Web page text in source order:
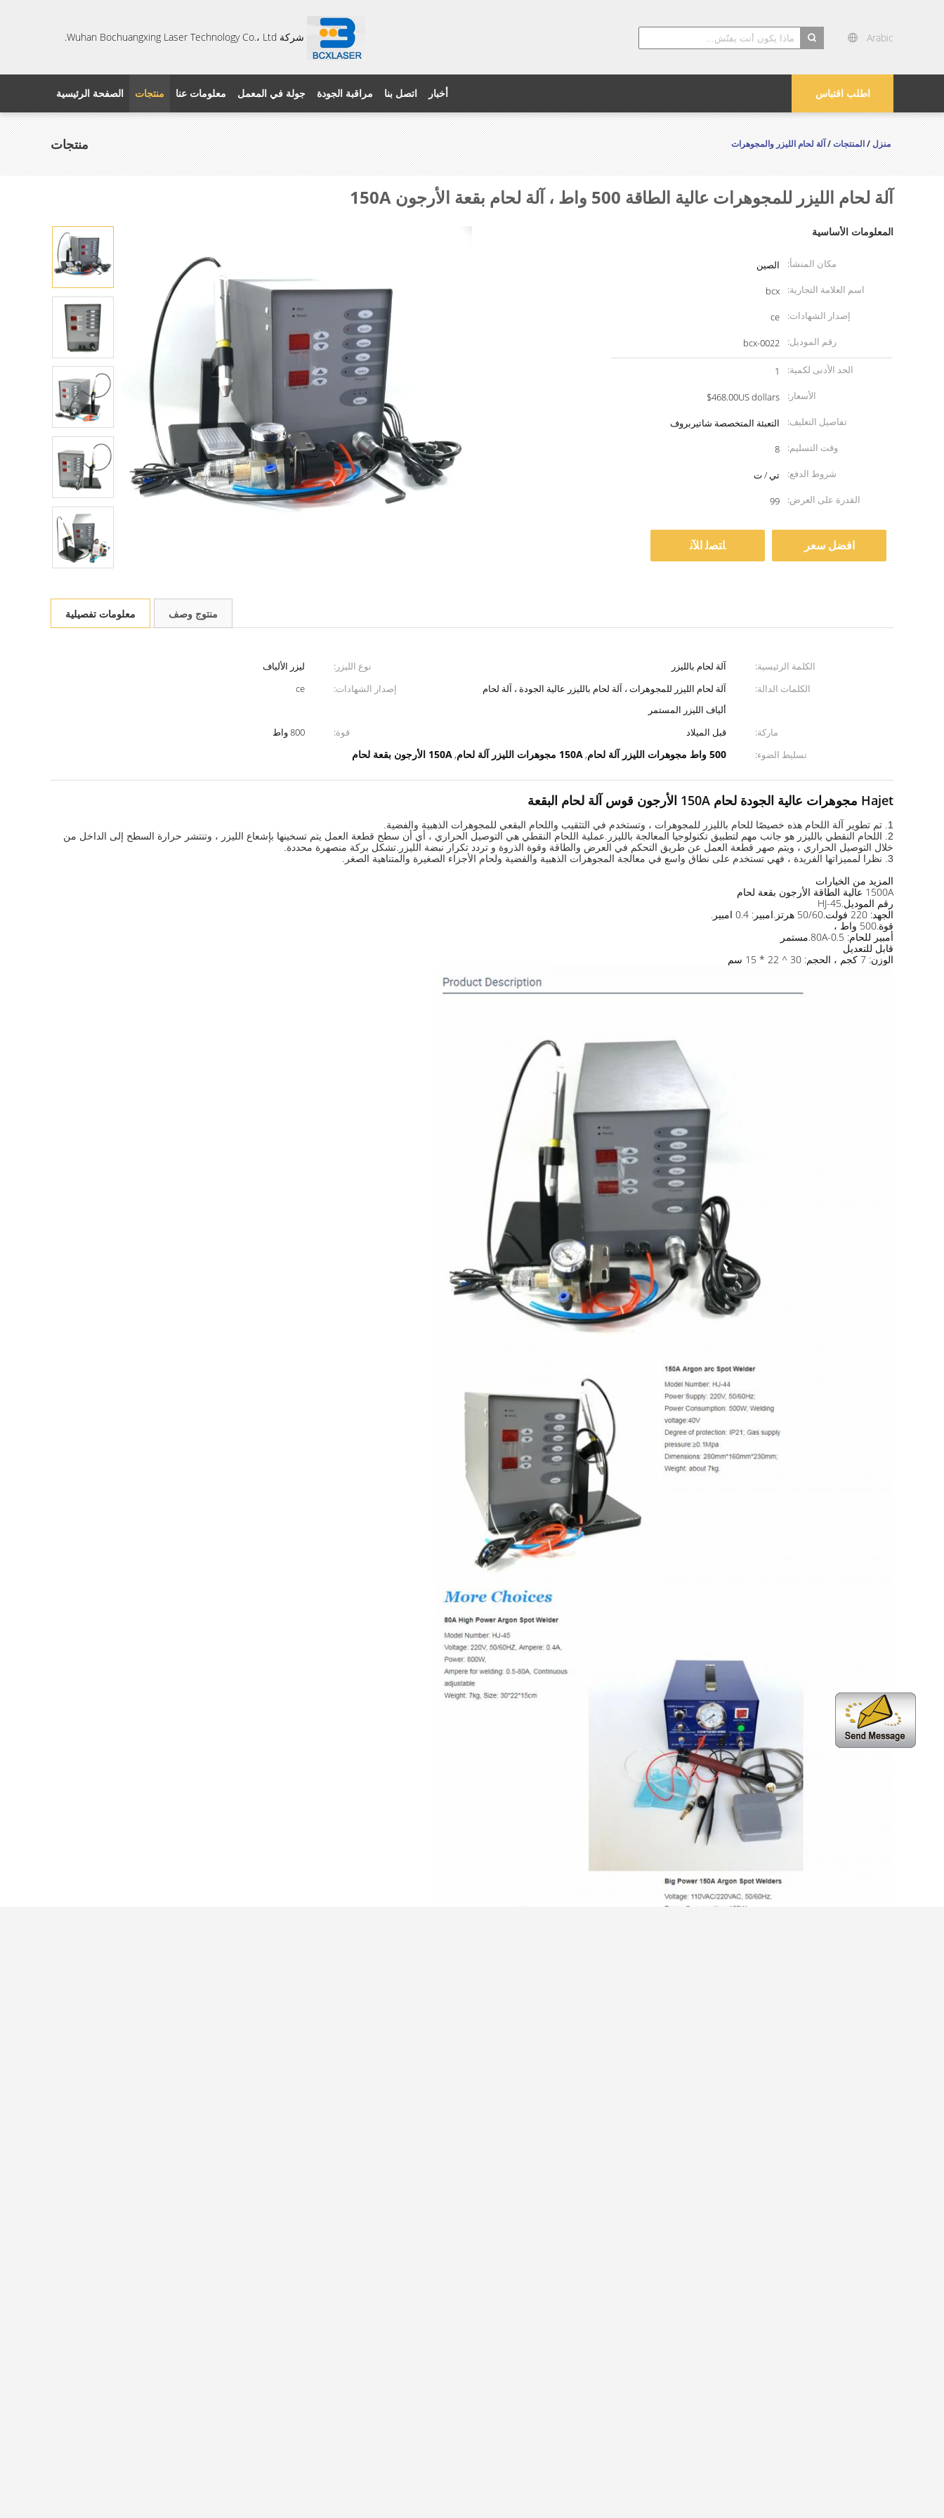
شركة Wuhan Bochuangxing Laser Technology Co.، Ltd.
Arabic
اطلب اقتباس الصفحة الرئيسية منتجات معلومات عنا جولة في المعمل مراقبة الجودة اتصل بنا أخبار
منتجات منزل/المنتجات/آلة لحام الليزر والمجوهرات
آلة لحام الليزر للمجوهرات عالية الطاقة 500 واط ، آلة لحام بقعة الأرجون 150A
المعلومات الأساسية
مكان المنشأ:
الصين
اسم العلامة التجارية:
bcx
إصدار الشهادات:
ce
رقم الموديل:
bcx-0022
الحد الأدنى لكمية:
1
الأسعار:
$468.00US dollars
تفاصيل التغليف:
التعبئة المتخصصة شاتيربروف
وقت التسليم:
8
شروط الدفع:
تي / ت
القدرة على العرض:
99
افضل سعر ﺎﺘﺼﻟ ﺍﻶﻧ
معلومات تفصيلية منتوج وصف
الكلمة الرئيسية: آلة لحام بالليزر نوع الليزر:
ليزر الألياف
الكلمات الدالة:
آلة لحام الليزر للمجوهرات ، آلة لحام بالليزر عالية الجودة ، آلة لحام
ألياف الليزر المستمر
إصدار الشهادات: ce
ماركة: قبل الميلاد قوة:
800 واط
تسليط الضوء:
500 واط مجوهرات الليزر آلة لحام , 150A مجوهرات الليزر آلة لحام , 150A الأرجون بقعة لحام
Hajet مجوهرات عالية الجودة لحام 150A الأرجون قوس آلة لحام البقعة
1. تم تطوير آلة اللحام هذه خصيصًا للحام بالليزر للمجوهرات ، وتستخدم في التثقيب واللحام البقعي للمجوهرات الذهبية والفضية.
2. اللحام النقطي بالليزر هو جانب مهم لتطبيق تكنولوجيا المعالجة بالليزر.عملية اللحام النقطي هي التوصيل الحراري ، أي أن سطح قطعة العمل يتم تسخينها بإشعاع الليزر ، وتنتشر حرارة السطح إلى الداخل من
خلال التوصيل الحراري ، ويتم صهر قطعة العمل عن طريق التحكم في العرض والطاقة وقوة الذروة و تردد تكرار نبضة الليزر.تشكل بركة منصهرة محددة.
3. نظرا لمميزاتها الفريدة ، فهي تستخدم على نطاق واسع في معالجة المجوهرات الذهبية والفضية ولحام الأجزاء الصغيرة والمتناهية الصغر.
المزيد من الخيارات
1500A عالية الطاقة الأرجون بقعة لحام
رقم الموديل.HJ-45
الجهد: 220 فولت.50/60 هرتز.امبير: 0.4 امبير.
قوة.500 واط ،
أمبير للحام: 0.5-80A.مستمر
قابل للتعديل
الوزن: 7 كجم ، الحجم: 30 ^ 22 * ​​15 سم